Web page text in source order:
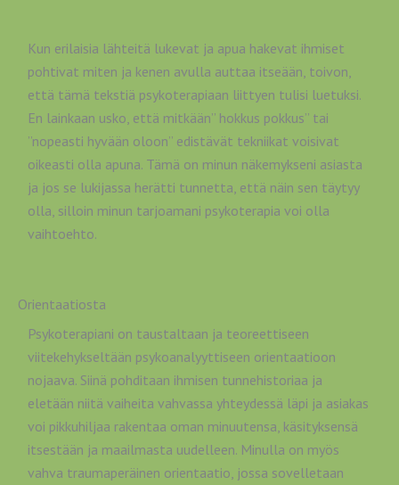
Kun erilaisia lähteitä lukevat ja apua hakevat ihmiset
pohtivat miten ja kenen avulla auttaa itseään, toivon,
että tämä tekstiä psykoterapiaan liittyen tulisi luetuksi.
En lainkaan usko, että mitkään” hokkus pokkus” tai
”nopeasti hyvään oloon” edistävät tekniikat voisivat
oikeasti olla apuna. Tämä on minun näkemykseni asiasta
ja jos se lukijassa herätti tunnetta, että näin sen täytyy
olla, silloin minun tarjoamani psykoterapia voi olla
vaihtoehto.
Orientaatiosta
Psykoterapiani on taustaltaan ja teoreettiseen
viitekehykseltään psykoanalyyttiseen orientaatioon
nojaava. Siinä pohditaan ihmisen tunnehistoriaa ja
eletään niitä vaiheita vahvassa yhteydessä läpi ja asiakas
voi pikkuhiljaa rakentaa oman minuutensa, käsityksensä
itsestään ja maailmasta uudelleen. Minulla on myös
vahva traumaperäinen orientaatio, jossa sovelletaan